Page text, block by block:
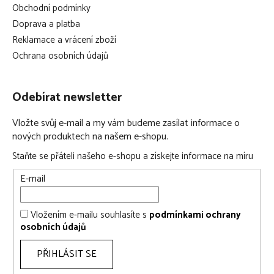
Obchodní podmínky
Doprava a platba
Reklamace a vrácení zboží
Ochrana osobních údajů
Odebírat newsletter
Vložte svůj e-mail a my vám budeme zasílat informace o
nových produktech na našem e-shopu.
Staňte se přáteli našeho e-shopu a získejte informace na míru
E-mail
Vložením e-mailu souhlasíte s podmínkami ochrany
osobních údajů
PŘIHLÁSIT SE